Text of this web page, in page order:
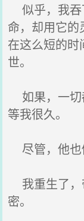
似乎，我吞
命，却用它
在这么短的
世。
如果，一切
等我很久。
尽管，他也
我重生了，
密。